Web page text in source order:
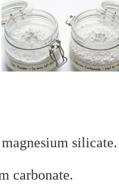
silicate.
carbonate.